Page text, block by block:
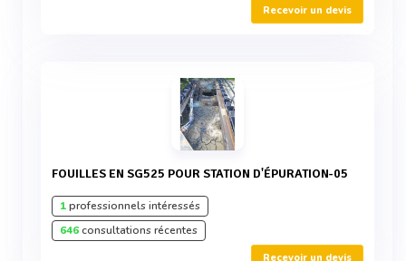
Recevoir un devis
FOUILLES EN SG525 POUR STATION D'ÉPURATION-05
1professionnels intéressés
646consultations récentes
Recevoir un devis